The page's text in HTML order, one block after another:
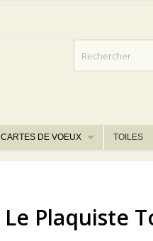
CARTES DE VOEUX TOILES
Le Plaquiste